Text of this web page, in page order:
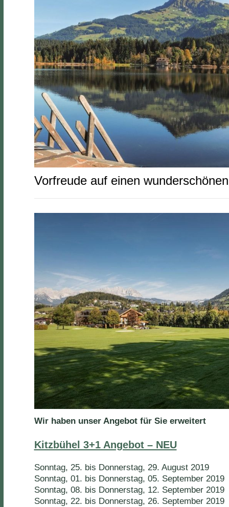
Vorfreude auf einen
Wir haben unser Angebot für Sie erweitert
Kitzbühel 3+1 Angebot – NEU
Sonntag, 25. bis Donnerstag, 29. August 2019
Sonntag, 01. bis Donnerstag, 05. September 2019
Sonntag, 08. bis Donnerstag, 12. September 2019
Sonntag, 22. bis Donnerstag, 26. September 2019